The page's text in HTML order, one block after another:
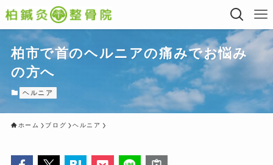
柏市で首のヘルニアの痛みでお悩み
の方へ
ヘルニア
ホーム ブログ ヘルニア